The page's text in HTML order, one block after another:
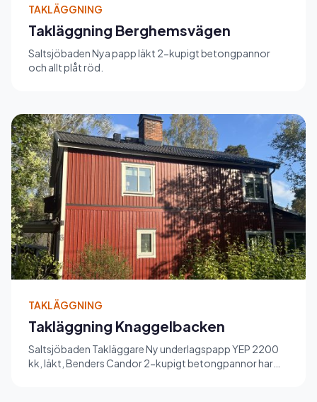
TAKLÄGGNING
Takläggning Berghemsvägen
Saltsjöbaden Nya papp läkt 2-kupigt betongpannor
och allt plåt röd.
TAKLÄGGNING
Takläggning Knaggelbacken
Saltsjöbaden Takläggare Ny underlagspapp YEP 2200
kk, läkt, Benders Candor 2-kupigt betongpannor har